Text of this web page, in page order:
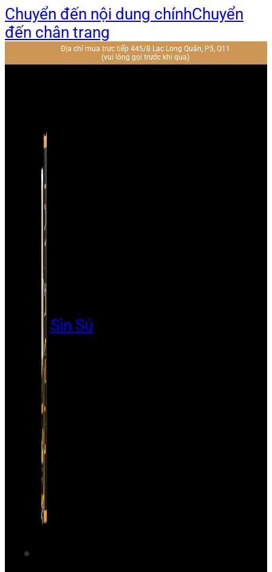
Chuyển đến nội dung chínhChuyển
đến chân trang
Địa chỉ mua trực tiếp 445/8 Lạc Long Quân, P5, Q11
(vui lòng gọi trước khi qua)
Sìn Sú